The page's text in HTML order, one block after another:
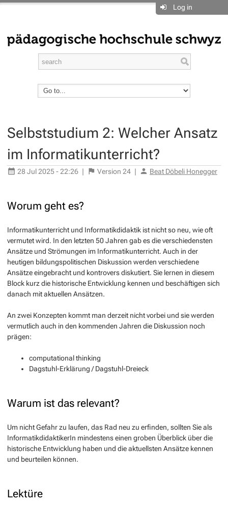
Log in
Selbststudium 2: Welcher Ansatz
im Informatikunterricht?
28 Jul 2025 - 22:26 | Version 24 | Beat Döbeli Honegger
Worum geht es?
Informatikunterricht und Informatikdidaktik ist nicht so neu, wie oft
vermutet wird. In den letzten 50 Jahren gab es die verschiedensten
Ansätze und Strömungen im Informatikunterricht. Auch in der
heutigen bildungspolitischen Diskussion werden verschiedene
Ansätze eingebracht und kontrovers diskutiert. Sie lernen in diesem
Block kurz die historische Entwicklung kennen und beschäftigen sich
danach mit aktuellen Ansätzen.
An zwei Konzepten kommt man derzeit nicht vorbei und sie werden
vermutlich auch in den kommenden Jahren die Diskussion noch
prägen:
computational thinking
Dagstuhl-Erklärung / Dagstuhl-Dreieck
Warum ist das relevant?
Um nicht Gefahr zu laufen, das Rad neu zu erfinden, sollten Sie als
InformatikdidaktikerIn mindestens einen groben Überblick über die
historische Entwicklung haben und die aktuellsten Ansätze kennen
und beurteilen können.
Lektüre